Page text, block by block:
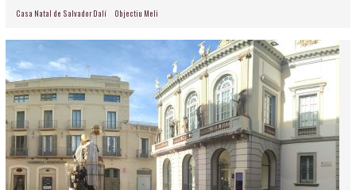
Casa Natal de Salvador Dalí Objectiu Meli